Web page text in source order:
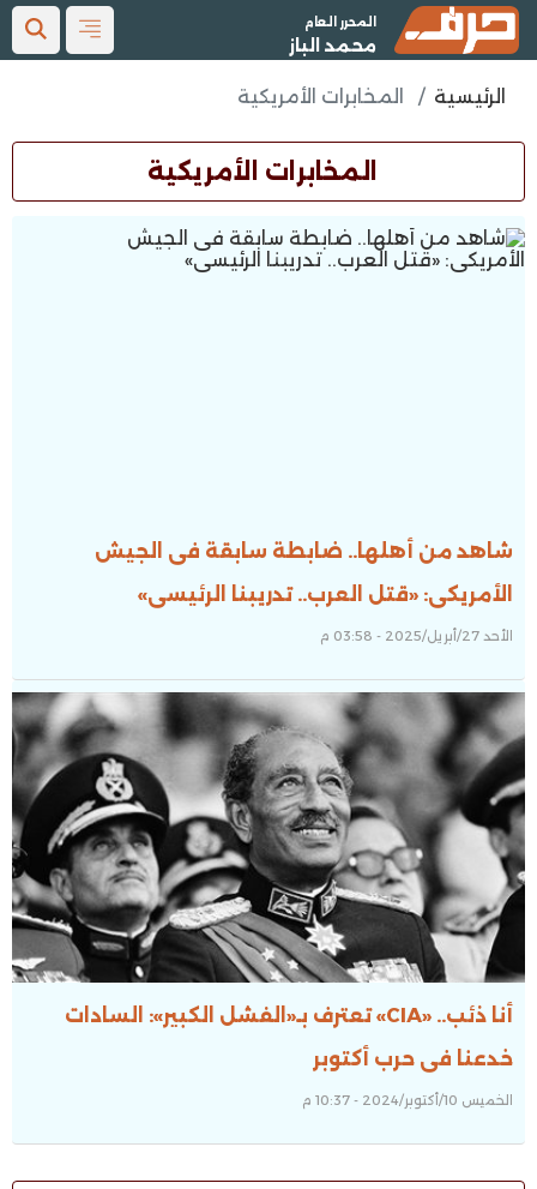
المحرر العام
محمد الباز
الرئيسية المخابرات الأمريكية
المخابرات الأمريكية
شاهد من أهلها.. ضابطة سابقة فى الجيش
الأمريكى: «قتل العرب.. تدريبنا الرئيسى»
الأحد 27/أبريل/2025 - 03:58 م
أنا ذئب.. «CIA» تعترف بـ«الفشل الكبير»: السادات
خدعنا فى حرب أكتوبر
الخميس 10/أكتوبر/2024 - 10:37 م